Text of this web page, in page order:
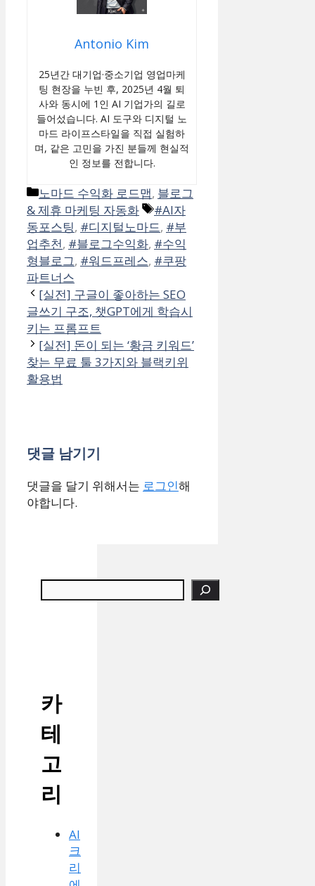
Antonio Kim
25년간 대기업·중소기업 영업마케
팅 현장을 누빈 후, 2025년 4월 퇴
사와 동시에 1인 AI 기업가의 길로
들어섰습니다. AI 도구와 디지털 노
마드 라이프스타일을 직접 실험하
며, 같은 고민을 가진 분들께 현실적
인 정보를 전합니다.
카
테
고
리
노마드 수익화 로드맵, 블로그
& 제휴 마케팅 자동화
태
그
#AI자
동포스팅, #디지털노마드, #부
업추천, #블로그수익화, #수익
형블로그, #워드프레스, #쿠팡
파트너스
[실전] 구글이 좋아하는 SEO
글쓰기 구조, 챗GPT에게 학습시
키는 프롬프트
[실전] 돈이 되는 ‘황금 키워드’
찾는 무료 툴 3가지와 블랙키위
활용법
댓글 남기기
댓글을 달기 위해서는 로그인해
야합니다.
카
테
고
리
AI
크
리